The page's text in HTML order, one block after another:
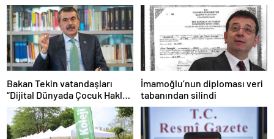
Bakan Tekin vatandaşları
“Dijital Dünyada Çocuk Hakları
Sözleşmesi”ni imzalamaya
davet etti
İmamoğlu’nun diploması veri
tabanından silindi